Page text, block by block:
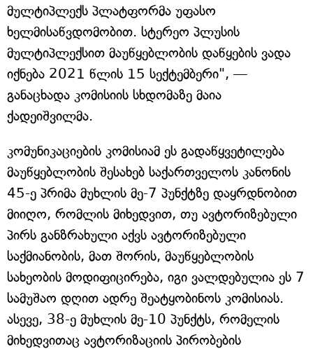
მულტიპლექს პლატფორმა უფასო
ხელმისაწვდომობით. სტერეო პლუსის
მულტიპლექსით მაუწყებლობის დაწყების ვადა
იქნება 2021 წლის 15 სექტემბერი", —
განაცხადა კომისიის სხდომაზე მაია
ქადეიშვილმა.
კომუნიკაციების კომისიამ ეს გადაწყვეტილება
მაუწყებლობის შესახებ საქართველოს კანონის
45-ე პრიმა მუხლის მე-7 პუნქტზე დაყრდნობით
მიიღო, რომლის მიხედვით, თუ ავტორიზებული
პირს განზრახული აქვს ავტორიზებული
საქმიანობის, მათ შორის, მაუწყებლობის
სახეობის მოდიფიცირება, იგი ვალდებულია ეს 7
სამუშაო დღით ადრე შეატყობინოს კომისიას.
ასევე, 38-ე მუხლის მე-10 პუნქტს, რომელის
მიხედვითაც ავტორიზაციის პირობების